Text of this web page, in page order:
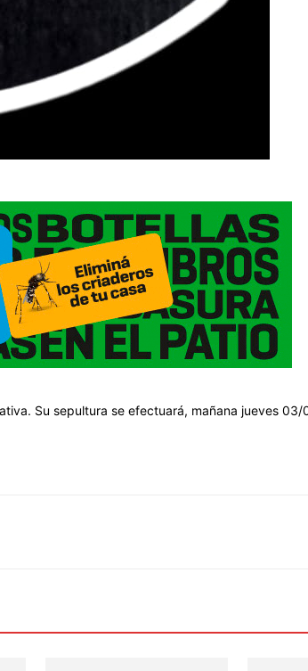
Su sepultura se efectuará, mañana jueves 03/